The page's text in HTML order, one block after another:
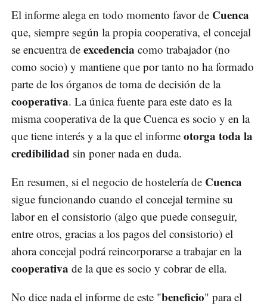
El informe alega en todo momento favor de Cuenca
que, siempre según la propia cooperativa, el concejal
se encuentra de excedencia como trabajador (no
como socio) y mantiene que por tanto no ha formado
parte de los órganos de toma de decisión de la
cooperativa. La única fuente para este dato es la
misma cooperativa de la que Cuenca es socio y en la
que tiene interés y a la que el informe otorga toda la
credibilidad sin poner nada en duda.
En resumen, si el negocio de hostelería de Cuenca
sigue funcionando cuando el concejal termine su
labor en el consistorio (algo que puede conseguir,
entre otros, gracias a los pagos del consistorio) el
ahora concejal podrá reincorporarse a trabajar en la
cooperativa de la que es socio y cobrar de ella.
No dice nada el informe de este "beneficio" para el